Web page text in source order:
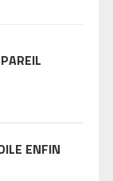
ENFIN